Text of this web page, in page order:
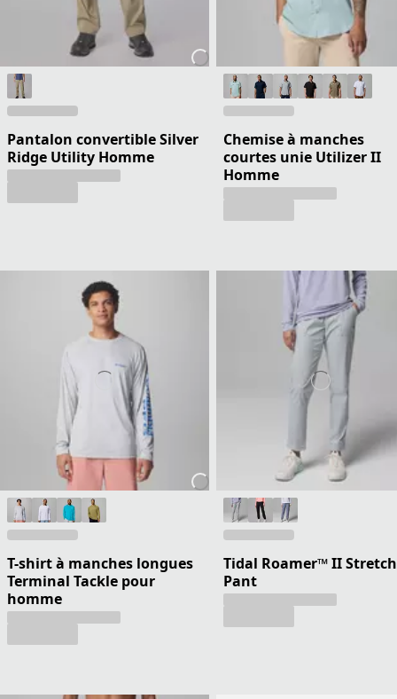
Pantalon convertible Silver
Ridge Utility Homme
Chemise à manches
courtes unie Utilizer II
Homme
T-shirt à manches longues
Terminal Tackle pour
homme
Tidal Roamer™ II Stretch
Pant